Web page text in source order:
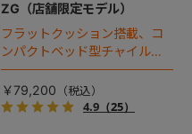
ZG（店舗限定モデル）
フラットクッション搭載、コ
ンパクトベッド型チャイルド
シート（2025年モデル）。
￥79,200
4.9（25）